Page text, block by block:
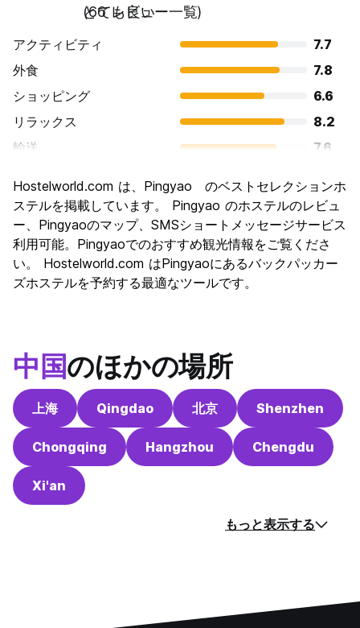
とても良い
(66 レビュー一覧)
アクティビティ
7.7
外食
7.8
ショッピング
6.6
リラックス
8.2
輸送
7.6
文化
9.0
ナイトライフ
5.4
コストパフォーマンス
8.1
Hostelworld.com は、Pingyao のベストセレクションホ
ステルを掲載しています。 Pingyao のホステルのレビュ
ー、Pingyaoのマップ、SMSショートメッセージサービス
利用可能。Pingyaoでのおすすめ観光情報をご覧くださ
い。 Hostelworld.com はPingyaoにあるバックパッカー
ズホステルを予約する最適なツールです。
中国のほかの場所
上海 Qingdao 北京 Shenzhen
Chongqing Hangzhou Chengdu
Xi'an
もっと表示する